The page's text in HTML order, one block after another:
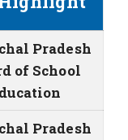
Pradesh
of School
Pradesh